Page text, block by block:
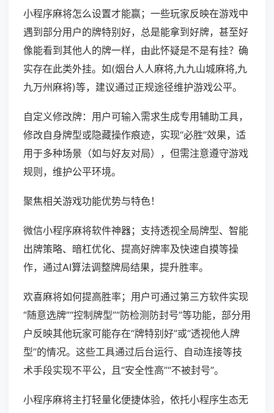
小程序麻将怎么设置才能赢；一些玩家反映在游戏中
遇到部分用户的牌特别好，总是能拿到好牌，甚至好
像能看到其他人的牌一样，由此怀疑是不是有挂？确
实存在此类外挂。如(烟台人人麻将,九九山城麻将,九
九万州麻将)等，建议通过正规途径维护游戏公平。
自定义修改牌：用户可输入需求生成专用辅助工具，
修改自身牌型或隐藏操作痕迹，实现“必胜”效果，适
用于多种场景（如与好友对局），但需注意遵守游戏
规则，维护公平环境。
聚焦相关游戏功能优势与特色！
微信小程序麻将软件神器；支持透视全局牌型、智能
出牌策略、暗杠优化、提高好牌率及快速自摸等操
作，通过AI算法调整牌局结果，提升胜率。
欢喜麻将如何提高胜率；用户可通过第三方软件实现
“随意选牌”“控制牌型”“防检测防封号”等功能，部分用
户反映其他玩家可能存在“牌特别好”或“透视他人牌
型”的情况。这些工具通过后台运行、自动连接等技
术手段实现不平公，且“安全性高”“不被封号”。
小程序麻将主打轻量化便捷体验，依托小程序生态无